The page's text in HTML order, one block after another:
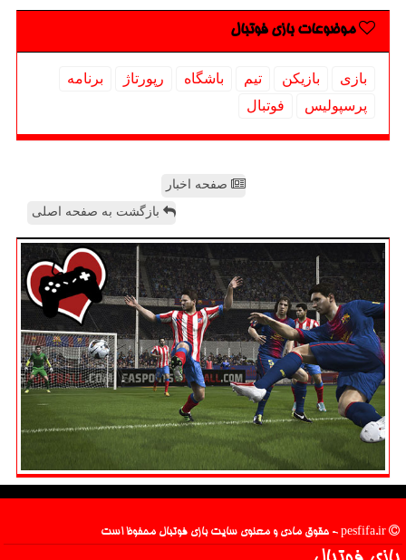
موضوعات بازی فوتبال
بازی بازیكن تیم باشگاه رپورتاژ
برنامه
پرسپولیس
فوتبال
صفحه اخبار
بازگشت به صفحه اصلی